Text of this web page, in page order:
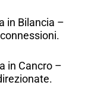
in Bilancia –
in Cancro –